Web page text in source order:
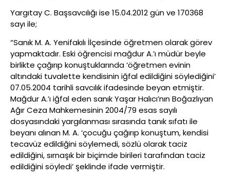
Yargıtay C. Başsavcılığı ise 15.04.2012 gün ve 170368
sayı ile;
“Sanık M. A. Yenifakılı İlçesinde öğretmen olarak görev
yapmaktadır. Eski öğrencisi mağdur A.’ı müdür beyle
birlikte çağırıp konuştuklarında ‘öğretmen evinin
altındaki tuvalette kendisinin iğfal edildiğini söylediğini’
07.05.2004 tarihli savcılık ifadesinde beyan etmiştir.
Mağdur A.’ı iğfal eden sanık Yaşar Halıcı’nın Boğazlıyan
Ağır Ceza Mahkemesinin 2004/79 esas sayılı
dosyasındaki yargılanması sırasında tanık sıfatı ile
beyanı alınan M. A. ‘çocuğu çağırıp konuştum, kendisi
tecavüz edildiğini söylemedi, sözlü olarak taciz
edildiğini, sırnaşık bir biçimde birileri tarafından taciz
edildiğini söyledi’ şeklinde ifade vermiştir.